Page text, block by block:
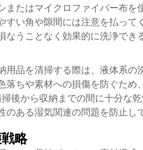
またはマイクロファイバー布
すい角や隙間には注意を払っ
なうことなく効果的に洗浄でき
用品を清掃する際は、液体系の
落ちや素材への損傷を防ぐた
後から収納までの間に十分な
のある湿気関連の問題を防止し
略